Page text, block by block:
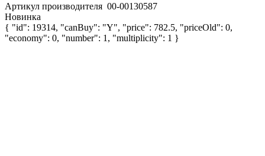
Артикул производителя 00-00130587
Новинка
{ "id": 19314, "canBuy": "Y", "price": 782.5, "priceOld": 0,
"economy": 0, "number": 1, "multiplicity": 1 }